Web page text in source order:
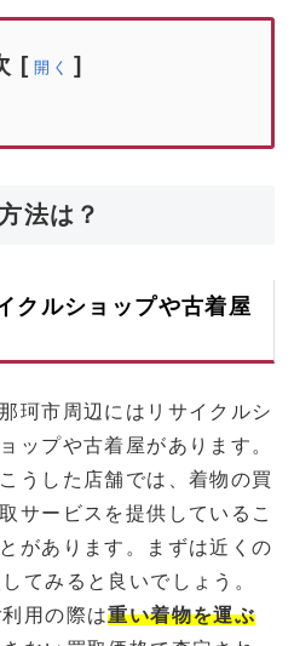
[ 開く ]
法は？
クルショップや古着屋
那珂市周辺にはリサイクルシ
ョップや古着屋があります。
こうした店舗では、着物の買
取サービスを提供しているこ
とがあります。まずは近くの
てみると良いでしょう。
用の際は重い着物を運ぶ